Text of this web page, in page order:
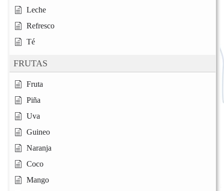
Leche
Refresco
Té
FRUTAS
Fruta
Piña
Uva
Guineo
Naranja
Coco
Mango